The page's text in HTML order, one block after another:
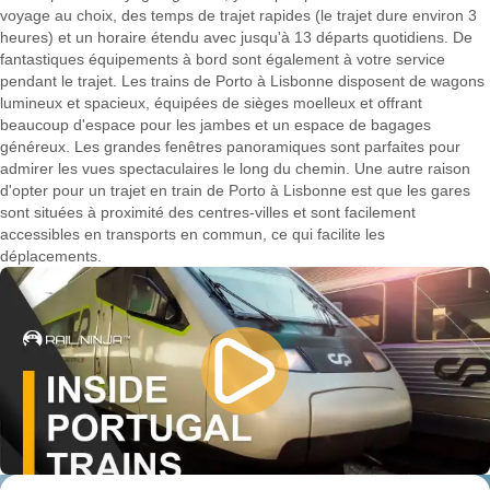
voyage au choix, des temps de trajet rapides (le trajet dure environ 3
heures) et un horaire étendu avec jusqu'à 13 départs quotidiens. De
fantastiques équipements à bord sont également à votre service
pendant le trajet. Les trains de Porto à Lisbonne disposent de wagons
lumineux et spacieux, équipées de sièges moelleux et offrant
beaucoup d'espace pour les jambes et un espace de bagages
généreux. Les grandes fenêtres panoramiques sont parfaites pour
admirer les vues spectaculaires le long du chemin. Une autre raison
d'opter pour un trajet en train de Porto à Lisbonne est que les gares
sont situées à proximité des centres-villes et sont facilement
accessibles en transports en commun, ce qui facilite les
déplacements.